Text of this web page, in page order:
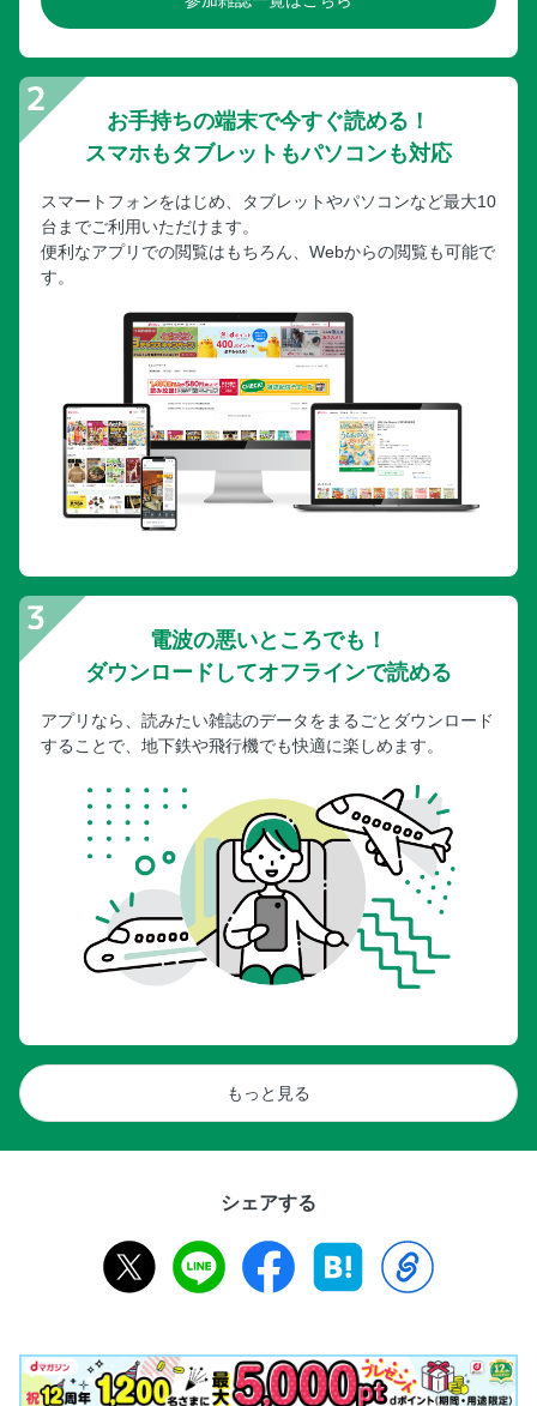
お手持ちの端末で今すぐ読める！
スマホもタブレットもパソコンも対応
スマートフォンをはじめ、タブレットやパソコンなど最大10
台までご利用いただけます。
便利なアプリでの閲覧はもちろん、Webからの閲覧も可能で
す。
電波の悪いところでも！
ダウンロードしてオフラインで読める
アプリなら、読みたい雑誌のデータをまるごとダウンロード
することで、地下鉄や飛行機でも快適に楽しめます。
もっと見る
シェアする